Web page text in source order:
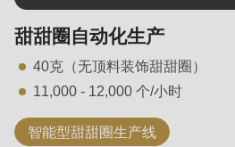
甜甜圈自动化生产
40克（无顶料装饰甜甜圈）
11,000 - 12,000 个/小时
智能型甜甜圈生产线